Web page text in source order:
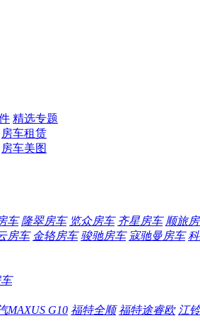
精选专题
房车租赁
房车美图
车 隆翠房车 览众房车 齐星房车 顺旅
房车 金辂房车 骏驰房车 寇驰曼房车
MAXUS G10 福特全顺 福特途睿欧 江